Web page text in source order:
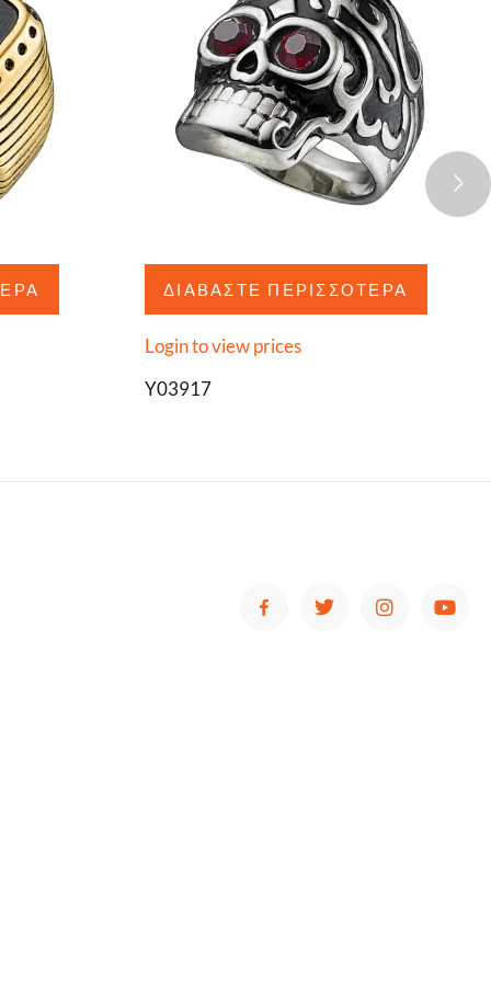
ΔΙΑΒΆΣΤΕ ΠΕΡΙΣΣΌΤΕΡΑ
Login to view prices
Y03917